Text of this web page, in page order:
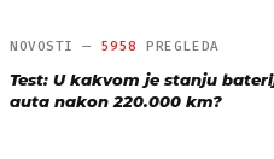
NOVOSTI — 5958 PREGLEDA
Test: U kakvom je stanju
auta nakon 220.000 km?